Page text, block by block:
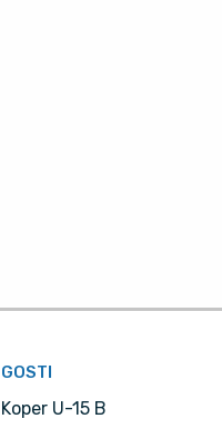
GOSTI
Koper U-15 B